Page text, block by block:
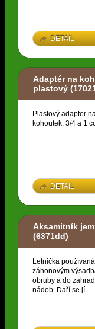
DETAIL
Adaptér na
plastový
Plastový adapter
kohoutek. 3/4 a 1
DETAIL
Aksamitník
(6371dd)
Letnička
záhonovým
obruby a do
nádob. Daří se jí...